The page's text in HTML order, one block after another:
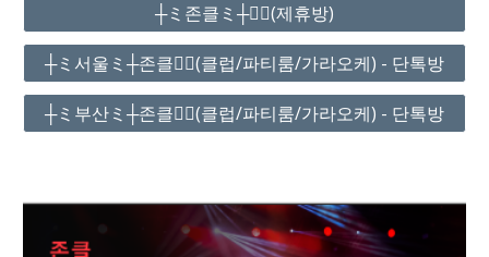
┼ミ존클ミ┼❤️‍🔥(제휴방)
┼ミ서울ミ┼존클❤️‍🔥(클럽/파티룸/가라오케) - 단톡방
┼ミ부산ミ┼존클❤️‍🔥(클럽/파티룸/가라오케) - 단톡방